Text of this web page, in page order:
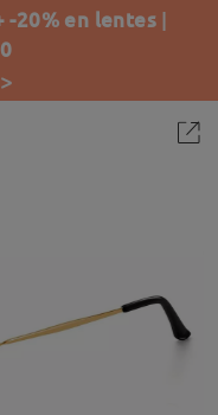
-20% en lentes |